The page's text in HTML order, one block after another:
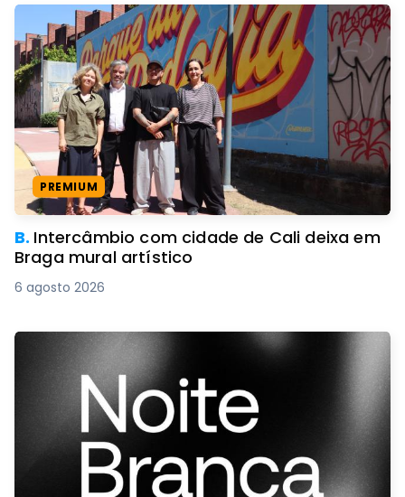
PREMIUM
B. Intercâmbio com cidade de Cali deixa em
Braga mural artístico
6 agosto 2026